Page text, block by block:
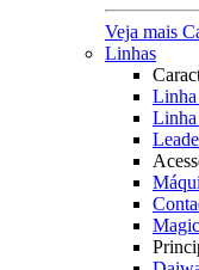
Veja mais
Linhas